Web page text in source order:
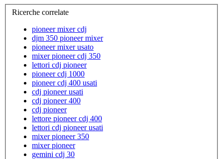
Ricerche correlate
pioneer mixer cdj
djm 350 pioneer mixer
pioneer mixer usato
mixer pioneer cdj 350
lettori cdj pioneer
pioneer cdj 1000
pioneer cdj 400 usati
cdj pioneer usati
cdj pioneer 400
cdj pioneer
lettore pioneer cdj 400
lettori cdj pioneer usati
mixer pioneer 350
mixer pioneer
gemini cdj 30